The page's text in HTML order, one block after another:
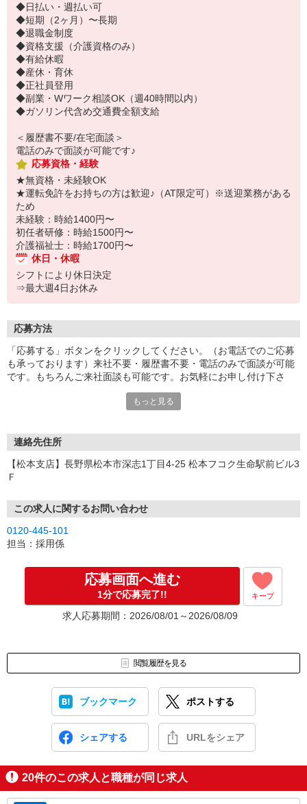
◆日払い・週払い可
◆短期（2ヶ月）〜長期
◆退職金制度
◆資格支援（介護資格のみ）
◆有給休暇
◆産休・育休
◆正社員登用
◆副業・Wワーク相談OK（週40時間以内）
◆ガソリン代含め交通費全額支給
＜履歴書不要/在宅面談＞
電話のみで面談が可能です♪
応募資格・経験
★無資格・未経験OK
★運転免許をお持ちの方は歓迎♪（AT限定可）※送迎業務がある
ため
未経験：時給1400円〜
初任者研修：時給1500円〜
介護福祉士：時給1700円〜
休日・休暇
シフトにより休日決定
⇒最大週4日お休み
応募方法
「応募する」ボタンをクリックしてください。（お電話でのご応募
も承っております）来社不要・履歴書不要・電話のみで面談が可能
です。もちろんご来社面談も可能です。お気軽にお申し付け下さ
もっと見る
連絡先住所
【松本支店】長野県松本市深志1丁目4-25 松本フコク生命駅前ビル3
Ｆ
この求人に関するお問い合わせ
0120-445-101
担当：採用係
応募画面へ進む
1分で応募完了!! キープ
求人応募期間：2026/08/01～2026/08/09
閲覧履歴を見る
ブックマーク ポストする
シェアする URLをシェア
20件のこの求人と職種が同じ求人